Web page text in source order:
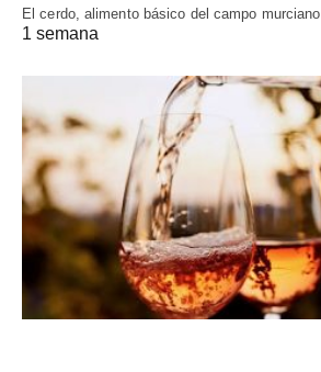
El cerdo, alimento básico del campo murciano
1 semana